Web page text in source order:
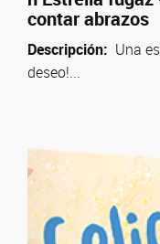
contar abrazos
Descripción: Una
deseo!...